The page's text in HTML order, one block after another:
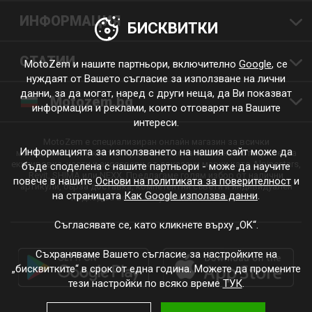
ИНФОРМАЦИЯ
СТАТИИ
Motozem.bg
мотоциклетисти, които търсят висококачествена мотоциклетна
екипировка, части и аксесоари от доказани марки като Alpinestars,
Revit, SHIMA или NEXX. Предлагаме голям избор от налични
артикули, бърза доставка, компетентни съвети и индивидуален
подход за всяко пътуване и всеки стил.
БИСКВИТКИ
MotoZem и нашите партньори, включително Google, се
нуждаят от Вашето съгласие за използване на лични
данни, за да могат, наред с други неща, да Ви показват
информация и реклами, които отговарят на Вашите
интереси.
Информацията за използването на нашия сайт може да
бъде споделена с нашите партньори - може да научите
повече в нашите Основи на политиката за поверителности
на страницата Как Google използва данни.
Съгласявате се, като кликнете върху „OK“.
Съхраняваме Вашето съгласие за настройките на
„бисквитките“ в срок от една година. Можете да промените
тези настройки по всяко време ТУК.